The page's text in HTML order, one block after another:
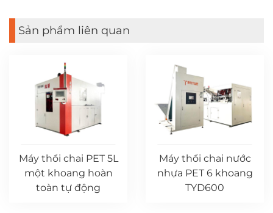
Sản phẩm liên quan
Máy thổi chai PET 5L
một khoang hoàn
toàn tự động
Máy thổi chai nước
nhựa PET 6 khoang
TYD600